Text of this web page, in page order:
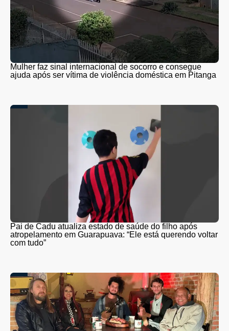
Mulher faz sinal internacional de socorro e consegue
ajuda após ser vítima de violência doméstica em Pitanga
Pai de Cadu atualiza estado de saúde do filho após
atropelamento em Guarapuava: “Ele está querendo voltar
com tudo”